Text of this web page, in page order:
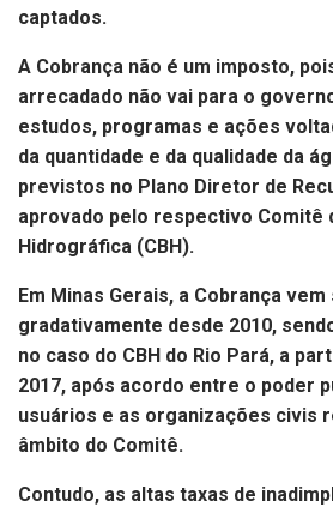
captados.
A Cobrança não é um imposto,
arrecadado não vai para o
estudos, programas e ações
da quantidade e da qualidade da
previstos no Plano Diretor de
aprovado pelo respectivo Comitê
Hidrográfica (CBH).
Em Minas Gerais, a Cobrança
gradativamente desde 2010,
no caso do CBH do Rio Pará, a
2017, após acordo entre o poder
usuários e as organizações civis
âmbito do Comitê.
Contudo, as altas taxas de